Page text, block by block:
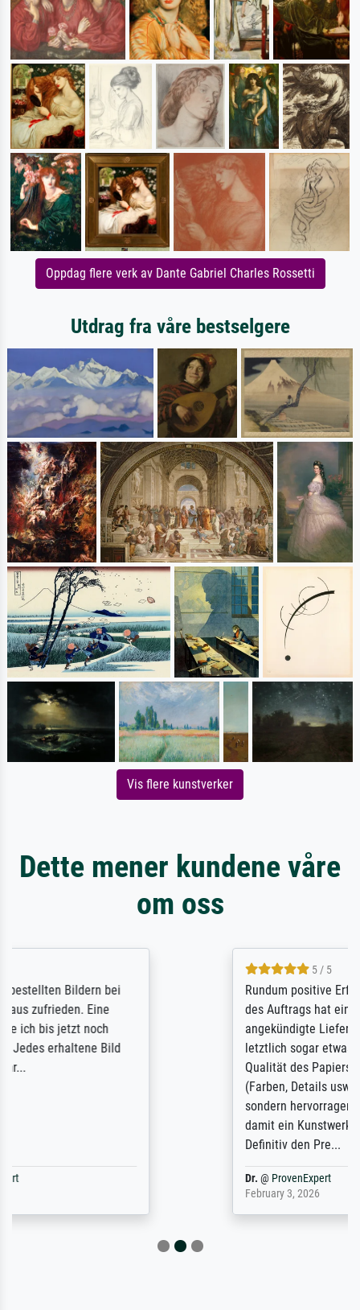
Oppdag flere verk av Dante Gabriel Charles Rossetti
Utdrag fra våre bestselgere
Vis flere kunstverker
Dette mener kundene våre
om oss
Rundum positive Erfahrung. Die Ausführung
des Auftrags hat eine Weile gedauert, die
angekündigte Lieferzeit wurde aber
letztlich sogar etwas unterschritten. Die
Qualität des Papiers und des Drucks
(Farben, Details usw.) ist nicht nur gut,
sondern hervorragend. Selbst ein Druck ist
damit ein Kunstwerk im eigenen Sinne.